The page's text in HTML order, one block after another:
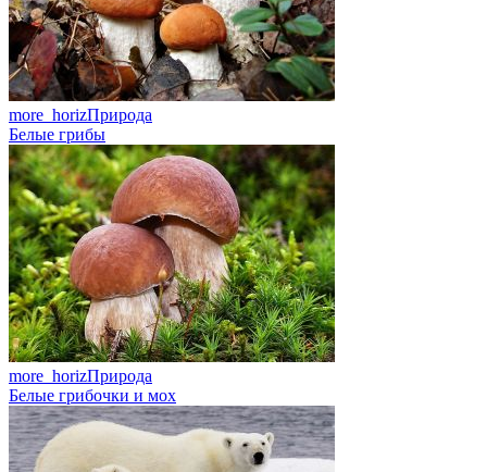
more_horizПрирода
Белые грибы
more_horizПрирода
Белые грибочки и мох